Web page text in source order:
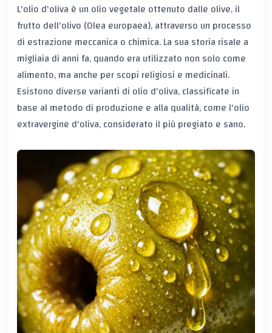
L'olio d'oliva è un olio vegetale ottenuto dalle olive, il
frutto dell'olivo (Olea europaea), attraverso un processo
di estrazione meccanica o chimica. La sua storia risale a
migliaia di anni fa, quando era utilizzato non solo come
alimento, ma anche per scopi religiosi e medicinali.
Esistono diverse varianti di olio d'oliva, classificate in
base al metodo di produzione e alla qualità, come l'olio
extravergine d'oliva, considerato il più pregiato e sano.